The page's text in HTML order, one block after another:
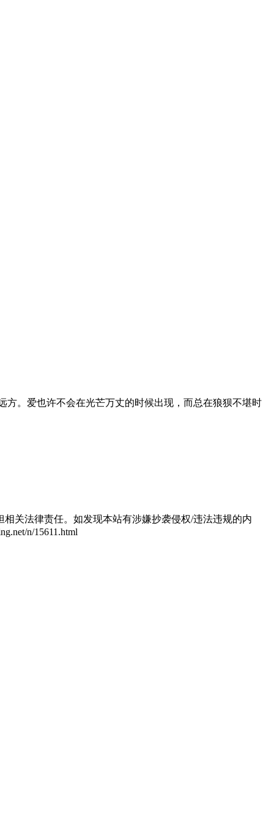
方。爱也许不会在光芒万丈的时候出现，而总在狼狈不堪时
关法律责任。如发现本站有涉嫌抄袭侵权/违法违规的内
n/15611.html